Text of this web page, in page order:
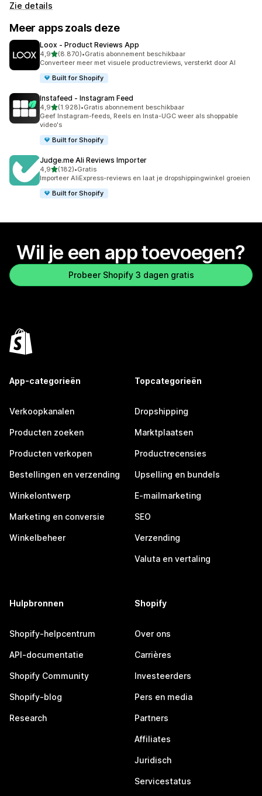
Zie details
Meer apps zoals deze
Loox ‑ Product Reviews App
4,9van 5 sterren
(8.870)
8870 recensies in totaal
•Gratis abonnement beschikbaar
Converteer meer met visuele productreviews, versterkt door AI
Built for Shopify
Instafeed ‑ Instagram Feed
4,9van 5 sterren
(1.928)
1928 recensies in totaal
•Gratis abonnement beschikbaar
Geef Instagram-feeds, Reels en Insta-UGC weer als shoppable
video's
Built for Shopify
Judge.me Ali Reviews Importer
4,9van 5 sterren
(182)
182 recensies in totaal
•Gratis
Importeer AliExpress-reviews en laat je dropshippingwinkel groeien
Built for Shopify
Wil je een app toevoegen?
Probeer Shopify 3 dagen gratis
App-categorieën
Verkoopkanalen
Producten zoeken
Producten verkopen
Bestellingen en verzending
Winkelontwerp
Marketing en conversie
Winkelbeheer
Topcategorieën
Dropshipping
Marktplaatsen
Productrecensies
Upselling en bundels
E-mailmarketing
SEO
Verzending
Valuta en vertaling
Hulpbronnen
Shopify-helpcentrum
API-documentatie
Shopify Community
Shopify-blog
Research
Shopify
Over ons
Carrières
Investeerders
Pers en media
Partners
Affiliates
Juridisch
Servicestatus